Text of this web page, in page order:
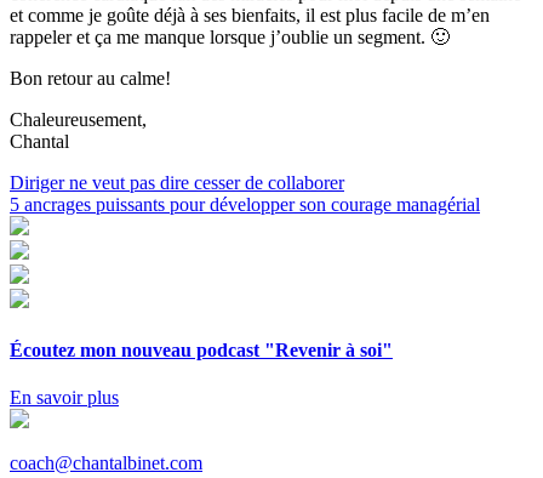
et comme je goûte déjà à ses bienfaits, il est plus facile de m’en
rappeler et ça me manque lorsque j’oublie un segment. 🙂
Bon retour au calme!
Chaleureusement,
Chantal
Navigation
de
l'article
Diriger ne veut pas dire cesser de collaborer
5 ancrages puissants pour développer son courage managérial
Écoutez mon nouveau podcast "Revenir à soi"
En savoir plus
coach@chantalbinet.com